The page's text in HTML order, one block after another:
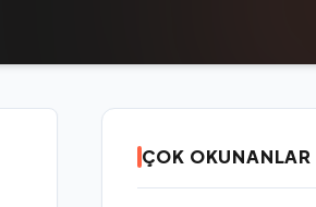
ÇOK OKUNANLAR